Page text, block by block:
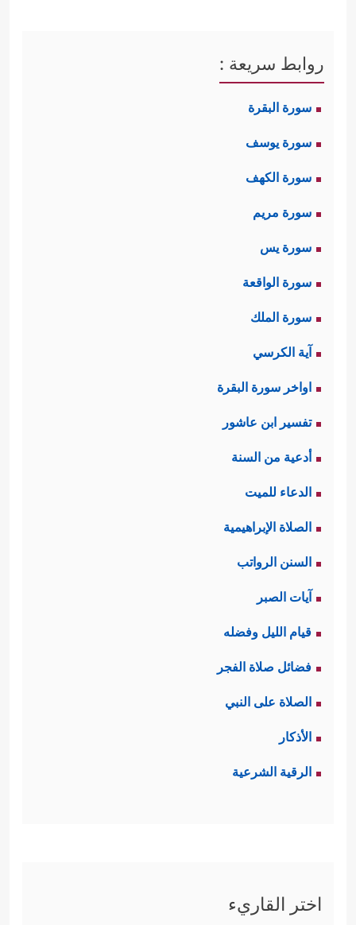
روابط سريعة :
سورة البقرة
سورة يوسف
سورة الكهف
سورة مريم
سورة يس
سورة الواقعة
سورة الملك
آية الكرسي
اواخر سورة البقرة
تفسير ابن عاشور
أدعية من السنة
الدعاء للميت
الصلاة الإبراهيمية
السنن الرواتب
آيات الصبر
قيام الليل وفضله
فضائل صلاة الفجر
الصلاة على النبي
الأذكار
الرقية الشرعية
اختر القاريء